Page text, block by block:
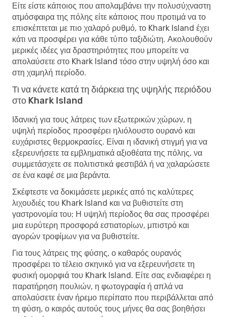
Είτε είστε κάποιος που απολαμβάνει την πολυσύχναστη
ατμόσφαιρα της πόλης είτε κάποιος που προτιμά να το
επισκέπτεται με πιο χαλαρό ρυθμό, το Khark Island έχει
κάτι να προσφέρει για κάθε τύπο ταξιδιώτη. Ακολουθούν
μερικές ιδέες για δραστηριότητες που μπορείτε να
απολαύσετε στο Khark Island τόσο στην υψηλή όσο και
στη χαμηλή περίοδο.
Τι να κάνετε κατά τη διάρκεια της υψηλής περιόδου
στο Khark Island
Ιδανική για τους λάτρεις των εξωτερικών χώρων, η
υψηλή περίοδος προσφέρει ηλιόλουστο ουρανό και
ευχάριστες θερμοκρασίες. Είναι η ιδανική στιγμή για να
εξερευνήσετε τα εμβληματικά αξιοθέατα της πόλης, να
συμμετάσχετε σε πολιτιστικά φεστιβάλ ή να χαλαρώσετε
σε ένα καφέ σε μια βεράντα.
Σκέφτεστε να δοκιμάσετε μερικές από τις καλύτερες
λιχουδιές του Khark Island και να βυθιστείτε στη
γαστρονομία του; Η υψηλή περίοδος θα σας προσφέρει
μια ευρύτερη προσφορά εστιατορίων, μπιστρό και
αγορών τροφίμων για να βυθιστείτε.
Για τους λάτρεις της φύσης, ο καθαρός ουρανός
προσφέρει το τέλειο σκηνικό για να εξερευνήσετε τη
φυσική ομορφιά του Khark Island. Είτε σας ενδιαφέρει η
παρατήρηση πουλιών, η φωτογραφία ή απλά να
απολαύσετε έναν ήρεμο περίπατο που περιβάλλεται από
τη φύση, ο καιρός αυτούς τους μήνες θα σας βοηθήσει